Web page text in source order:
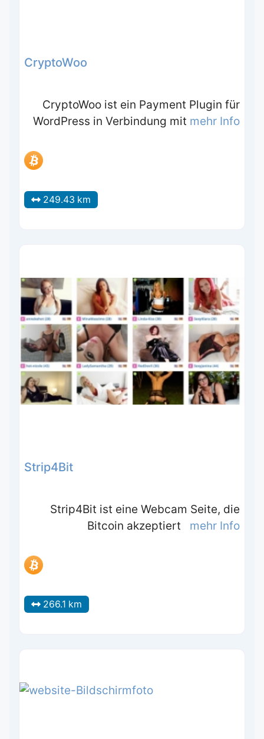
CryptoWoo
CryptoWoo ist ein Payment Plugin für
WordPress in Verbindung mit mehr Info
249.43 km
Strip4Bit
Strip4Bit ist eine Webcam Seite, die
Bitcoin akzeptiert mehr Info
266.1 km